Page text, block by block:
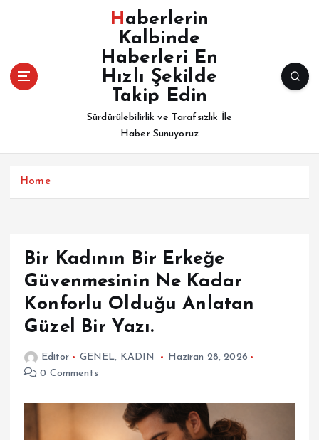
l
Haberlerin
Kalbinde
Haberleri En
Hızlı Şekilde
Takip Edin
Sürdürülebilirlik ve Tarafsızlık İle
Haber Sunuyoruz
Home
Bir Kadının Bir Erkeğe
Güvenmesinin Ne Kadar
Konforlu Olduğu Anlatan
Güzel Bir Yazı.
Editor GENEL, KADIN
Haziran 28, 2026
0 Comments